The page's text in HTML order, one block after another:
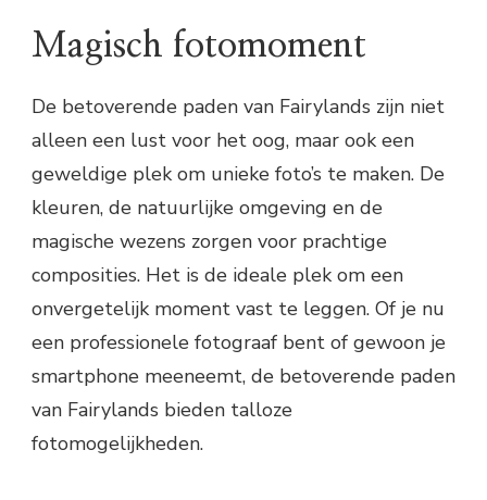
Magisch fotomoment
De betoverende paden van Fairylands zijn niet
alleen een lust voor het oog, maar ook een
geweldige plek om unieke foto’s te maken. De
kleuren, de natuurlijke omgeving en de
magische wezens zorgen voor prachtige
composities. Het is de ideale plek om een
onvergetelijk moment vast te leggen. Of je nu
een professionele fotograaf bent of gewoon je
smartphone meeneemt, de betoverende paden
van Fairylands bieden talloze
fotomogelijkheden.